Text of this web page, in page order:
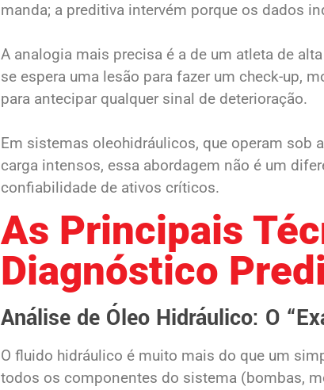
manda; a preditiva intervém porque os dados
A analogia mais precisa é a de um atleta de
se espera uma lesão para fazer um check-up,
para antecipar qualquer sinal de deterioração.
Em sistemas oleohidráulicos, que operam sob
carga intensos, essa abordagem não é um
confiabilidade de ativos críticos.
As Principais
Diagnóstico
Análise de Óleo Hidráulico: O
O fluido hidráulico é muito mais do que um
todos os componentes do sistema (bombas,